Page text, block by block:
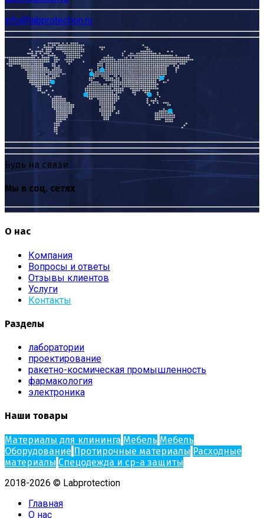
info@labprotection.ru
Будь на связи
Мы в соц. сетях
О нас
Компания
Вопросы и ответы
Отзывы клиентов
Услуги
Контакты
Разделы
лаборатории
проектирование
ракетно-космическая промышленность
фармакология
электроника
Наши товары
Материалы для клининга Мебель Мебель
Оборудование Протирочные материалы Расходные
материалы Спецодежда и ср-а защиты
2018-2026 © Labprotection
Главная
О нас